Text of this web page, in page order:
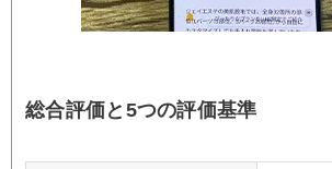
総合評価と5つの評価基準